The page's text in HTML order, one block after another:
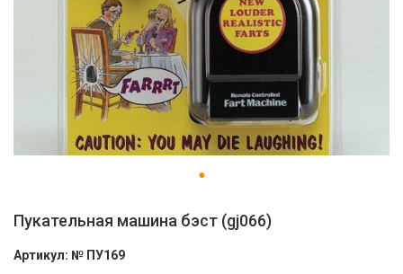
Пукательная машина бэст (gj066)
Артикул: № ПУ169